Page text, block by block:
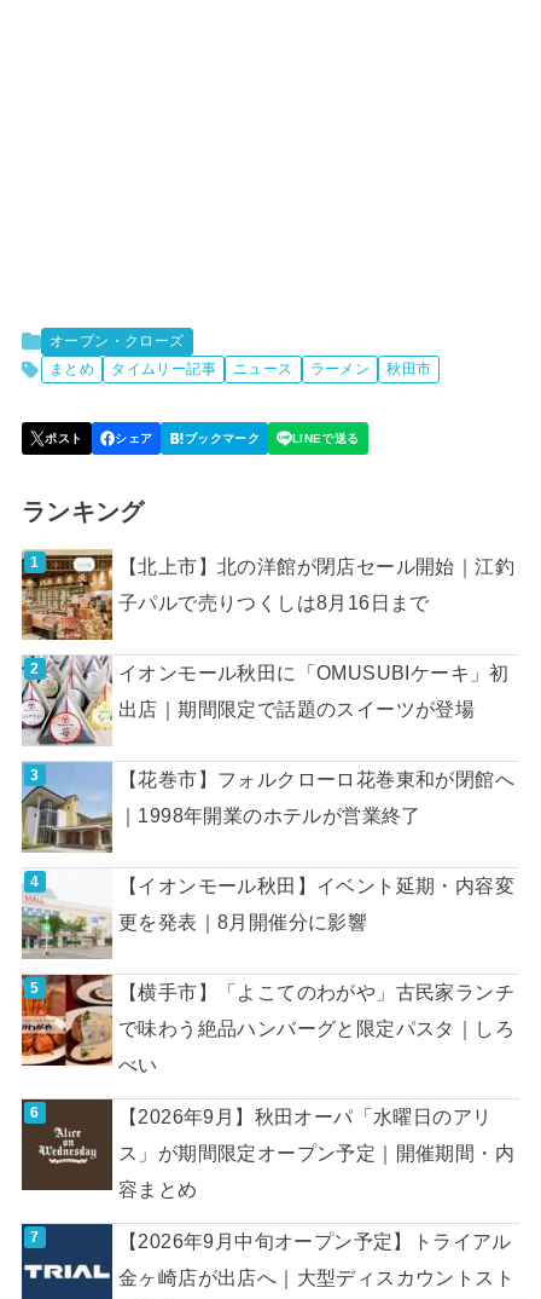
オープン・クローズ
まとめ
タイムリー記事 ニュース ラーメン 秋田市
ランキング
【北上市】北の洋館が閉店セール開始｜江釣
子パルで売りつくしは8月16日まで
イオンモール秋田に「OMUSUBIケーキ」初
出店｜期間限定で話題のスイーツが登場
【花巻市】フォルクローロ花巻東和が閉館へ
｜1998年開業のホテルが営業終了
【イオンモール秋田】イベント延期・内容変
更を発表｜8月開催分に影響
【横手市】「よこてのわがや」古民家ランチ
で味わう絶品ハンバーグと限定パスタ｜しろ
べい
【2026年9月】秋田オーパ「水曜日のアリ
ス」が期間限定オープン予定｜開催期間・内
容まとめ
【2026年9月中旬オープン予定】トライアル
金ヶ崎店が出店へ｜大型ディスカウントスト